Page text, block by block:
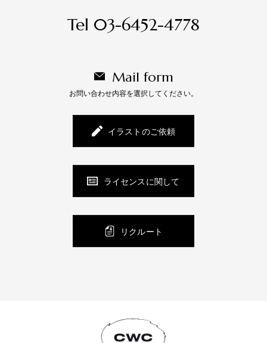
Tel 03-6452-4778
Mail form
お問い合わせ内容を選択してください。
イラストのご依頼
ライセンスに関して
リクルート